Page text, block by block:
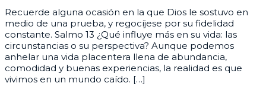
Recuerde alguna ocasión en la que Dios le sostuvo en
medio de una prueba, y regocíjese por su fidelidad
constante. Salmo 13 ¿Qué influye más en su vida: las
circunstancias o su perspectiva? Aunque podemos
anhelar una vida placentera llena de abundancia,
comodidad y buenas experiencias, la realidad es que
vivimos en un mundo caído. […]